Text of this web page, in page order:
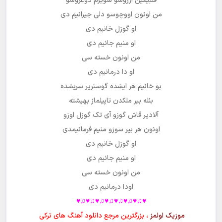
من اونون اووچوسو دلی جیرانیم دی
او گوزل خانیم دی
او منیم جانیم دی
من اونون خسته سی
او دا درمانیم دی
بو خانیم هر ایشده گوستریر سریشده
بئله بیر ملکدن تاپیلماز بهیشته
آلادیر قاش گوزو آی تک گوزل اوزو
اونون هر بیر سوزو منیم فرمانیمدی
او گوزل خانیم دی
او منیم جانیم دی
من اونون خسته سی
اودا درمانیم دی
♥♫♥♫♥♫♥♫♥♫♥♫♥♫♥
موزیک اولمز ، بزرگترین مرجع دانلود آهنگ های ترکی